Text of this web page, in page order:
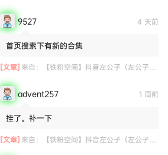
9527 4 天前
首页搜索下有新的合集
[文章] 来自： 【铁粉空间】抖音左公子（左公子666）合集【2063P 181V】
advent257 1 周前
挂了。补一下
[文章] 来自： 【铁粉空间】抖音左公子（左公子666）合集【2063P 181V】